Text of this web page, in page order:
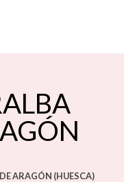
ARAGÓN (HUESCA)